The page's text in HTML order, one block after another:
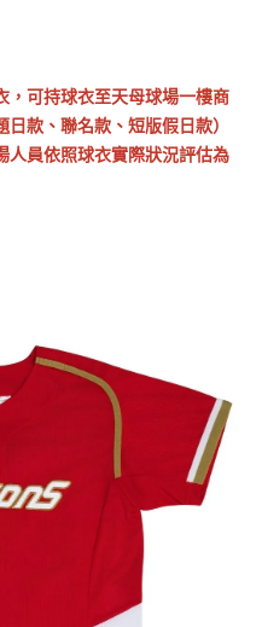
，可持球衣至天母球場一樓商
款、聯名款、短版假日款）
人員依照球衣實際狀況評估為